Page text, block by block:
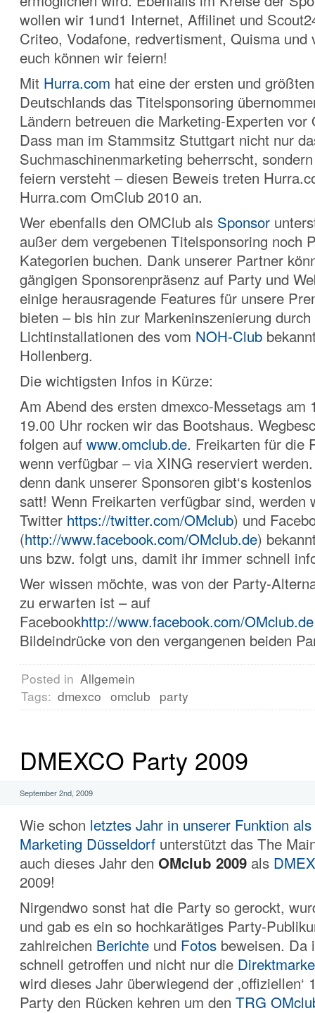
wollen wir 1und1 Internet, Affilinet und
Criteo, Vodafone, redvertisment, Quisma und
euch können wir feiern!
Mit Hurra.com hat eine der ersten und
Deutschlands das Titelsponsoring
Ländern betreuen die Marketing-Experten vor
Dass man im Stammsitz Stuttgart nicht nur
Suchmaschinenmarketing beherrscht,
feiern versteht – diesen Beweis treten
Hurra.com OmClub 2010 an.
Wer ebenfalls den OMClub als Sponsor
außer dem vergebenen Titelsponsoring noch
Kategorien buchen. Dank unserer Partner
gängigen Sponsorenpräsenz auf Party und
einige herausragende Features für unsere
bieten – bis hin zur Markeninszenierung
Lichtinstallationen des vom NOH-Club
Hollenberg.
Die wichtigsten Infos in Kürze:
Am Abend des ersten dmexco-Messetags am
19.00 Uhr rocken wir das Bootshaus.
folgen auf www.omclub.de. Freikarten für die
wenn verfügbar – via XING reserviert
denn dank unserer Sponsoren gibt‘s
satt! Wenn Freikarten verfügbar sind, werden
Twitter https://twitter.com/OMclub) und
(http://www.facebook.com/OMclub.de)
uns bzw. folgt uns, damit ihr immer schnell
Wer wissen möchte, was von der Party-
zu erwarten ist – auf
Facebookhttp://www.facebook.com/OMclub.de
Bildeindrücke von den vergangenen beiden
Posted in Allgemein
Tags: dmexco omclub party
DMEXCO Party 2009
September 2nd, 2009
Wie schon letztes Jahr in unserer Funktion
Marketing Düsseldorf unterstützt das The
auch dieses Jahr den OMclub 2009 als
2009!
Nirgendwo sonst hat die Party so gerockt,
und gab es ein so hochkarätiges Party-
zahlreichen Berichte und Fotos beweisen. Da
schnell getroffen und nicht nur die
wird dieses Jahr überwiegend der ‚offiziellen‘
Party den Rücken kehren um den TRG